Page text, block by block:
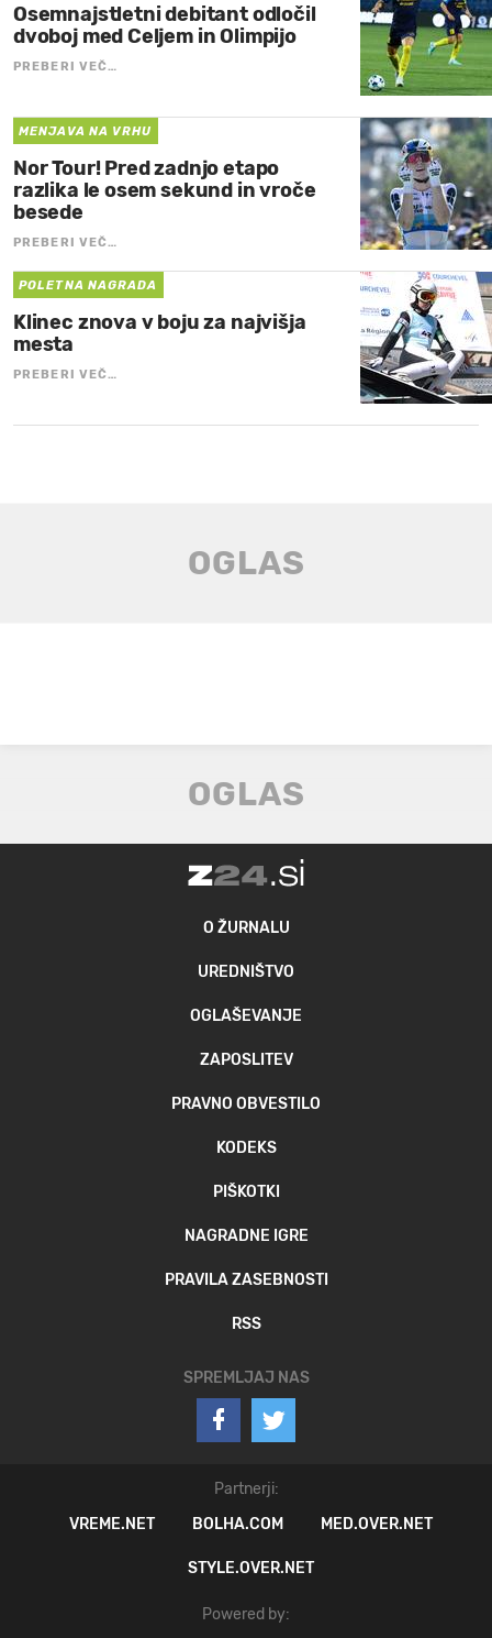
Osemnajstletni debitant odločil
dvoboj med Celjem in Olimpijo
PREBERI VEČ…
MENJAVA NA VRHU
Nor Tour! Pred zadnjo etapo
razlika le osem sekund in vroče
besede
PREBERI VEČ…
POLETNA NAGRADA
Klinec znova v boju za najvišja
mesta
PREBERI VEČ…
O ŽURNALU
UREDNIŠTVO
OGLAŠEVANJE
ZAPOSLITEV
PRAVNO OBVESTILO
KODEKS
PIŠKOTKI
NAGRADNE IGRE
PRAVILA ZASEBNOSTI
RSS
SPREMLJAJ NAS
Partnerji:
VREME.NET
BOLHA.COM MED.OVER.NET
STYLE.OVER.NET
Powered by: